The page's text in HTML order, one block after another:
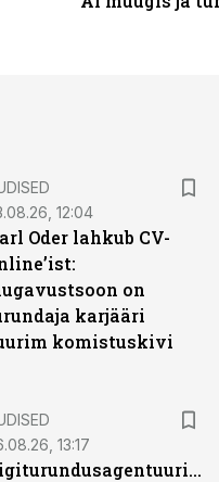
12:04
Oder lahkub CV-
on
karjääri
komistuskivi
13:17